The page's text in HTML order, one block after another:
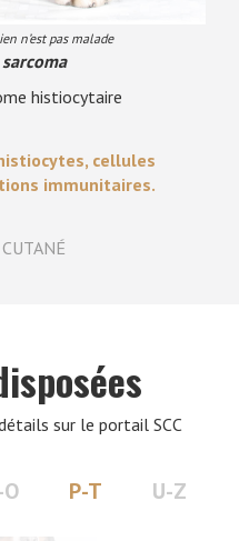
n’est pas malade
histiocytaire
cellules
immunitaires.
sur le portail SCC
P-T U-Z